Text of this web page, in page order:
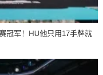
冠军！HU他只用17手牌就